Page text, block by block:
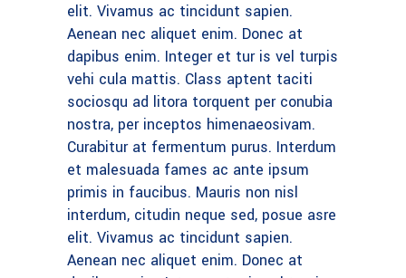
elit. Vivamus ac tincidunt sapien.
Aenean nec aliquet enim. Donec at
dapibus enim. Integer et tur is vel turpis
vehi cula mattis. Class aptent taciti
sociosqu ad litora torquent per conubia
nostra, per inceptos himenaeosivam.
Curabitur at fermentum purus. Interdum
et malesuada fames ac ante ipsum
primis in faucibus. Mauris non nisl
interdum, citudin neque sed, posue asre
elit. Vivamus ac tincidunt sapien.
Aenean nec aliquet enim. Donec at